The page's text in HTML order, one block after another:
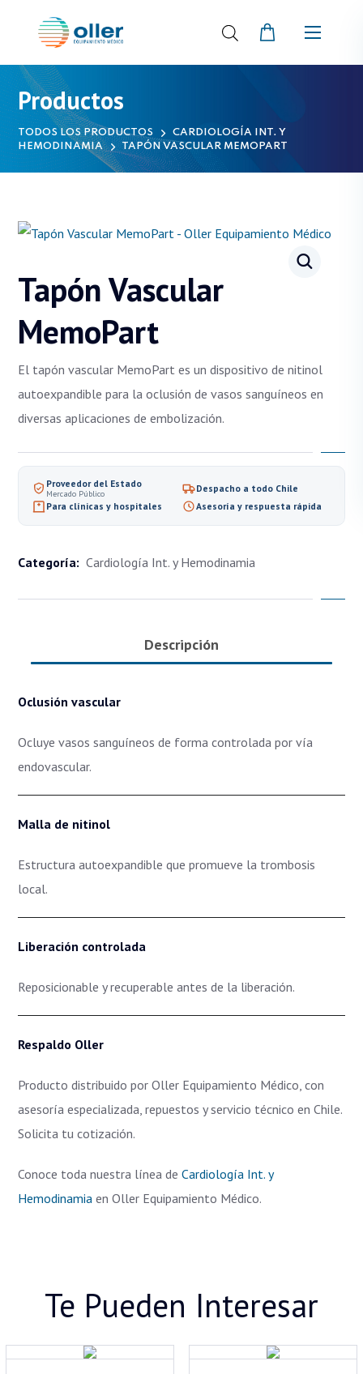
Productos
TODOS LOS PRODUCTOS
CARDIOLOGÍA INT. Y
HEMODINAMIA
TAPÓN VASCULAR MEMOPART
Tapón Vascular
MemoPart
El tapón vascular MemoPart es un dispositivo de nitinol
autoexpandible para la oclusión de vasos sanguíneos en
diversas aplicaciones de embolización.
Proveedor del Estado
Mercado Público
Despacho a todo Chile
Para clínicas y hospitales
Asesoría y respuesta rápida
Categoría: Cardiología Int. y Hemodinamia
Descripción
Oclusión vascular
Ocluye vasos sanguíneos de forma controlada por vía
endovascular.
Malla de nitinol
Estructura autoexpandible que promueve la trombosis
local.
Liberación controlada
Reposicionable y recuperable antes de la liberación.
Respaldo Oller
Producto distribuido por Oller Equipamiento Médico, con
asesoría especializada, repuestos y servicio técnico en Chile.
Solicita tu cotización.
Conoce toda nuestra línea deCardiología Int. y
Hemodinamia en Oller Equipamiento Médico.
Te Pueden Interesar